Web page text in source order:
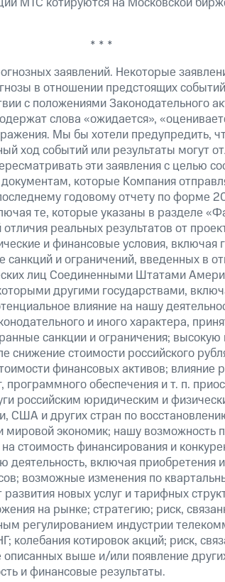
* * *
заявлений. Некоторые
в отношении предстоящих
с положениями Законодательного
слова «ожидается»,
Мы бы хотели предупредить,
ход событий или результаты могут
эти заявления с целью
которые Компания
годовому отчету по форме
те, которые указаны в разделе
реальных результатов от
и финансовые условия, включая
и ограничений, введенных в
лиц Соединенными Штатами
другими государствами,
влияние на нашу
и иного характера,
санкции и ограничения; высокую
снижение стоимости российского
финансовых активов; влияние
программного обеспечения и т. п.
российским юридическим и
США и других стран по
мировой экономик; нашу возможность
стоимость финансирования и
деятельность, включая приобретения
возможные изменения по
новых услуг и тарифных
на рынке; стратегию; риск,
регулированием индустрии
колебания котировок акций; риск,
описанных выше и/или появление
и финансовые результаты.